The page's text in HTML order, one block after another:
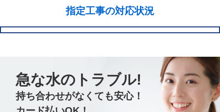
指定工事の対応状況
急な水のトラブル!
持ち合わせがなくても安心！